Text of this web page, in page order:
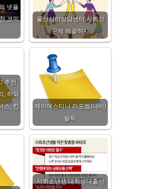
넷플
코믹
울산심리상담센터 사회성
문제 해결하자
추천
, 하와
스, 칸
제이에스티나 라포엠(나비)
팔찌
사회초년생 대학생대출선